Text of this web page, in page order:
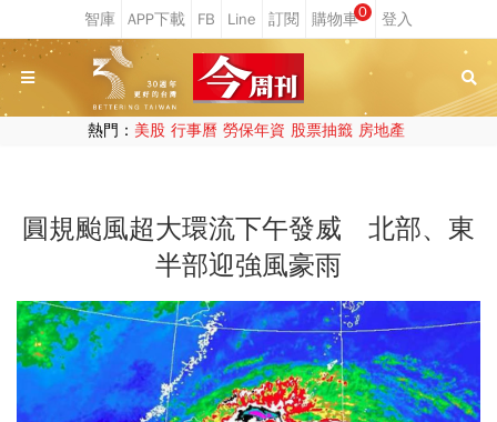
0
熱門： 美股 行事曆 勞保年資 股票抽籤 房地產
圓規颱風超大環流下午發威 北部、東
半部迎強風豪雨